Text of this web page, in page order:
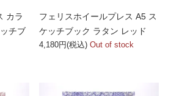
カラ
チブ
フェリスホイールプレス A5 ス
ケッチブック ラタン レッド
4,180円(税込) Out of stock